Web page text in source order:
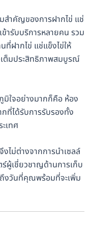
สำคัญของการฝากไข่ แช่
ารับบริการหลายคน รวม
ที่ฝากไข่ แช่แข็งไข่ให้
ต็มประสิทธิภาพสมบูรณ์
มิใจอย่างมากก็คือ ห้อง
ที่ได้รับการรับรองทั้ง
เทศ
ไม่ต่างจากการนำเซลล์
ผู้เชี่ยวชาญด้านการเก็บ
ถึงวันที่คุณพร้อมที่จะเพิ่ม